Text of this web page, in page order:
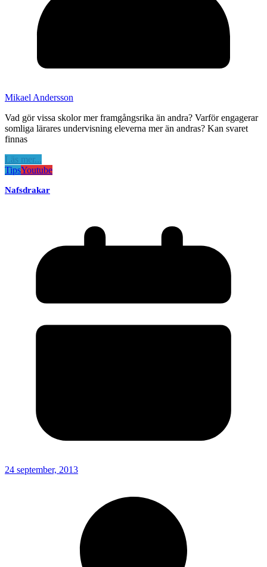
Mikael Andersson
Vad gör vissa skolor mer framgångsrika än andra? Varför engagerar
somliga lärares undervisning eleverna mer än andras? Kan svaret
finnas
Läs mer...
TipsYoutube
Nafsdrakar
24 september, 2013